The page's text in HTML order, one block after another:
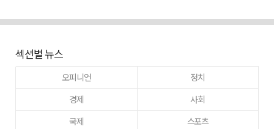
섹션별 뉴스
오피니언
정치
경제
사회
국제
스포츠